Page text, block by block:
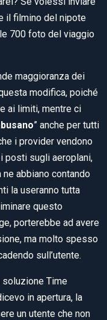
il filmino del nipote
700 foto del viaggio
maggioranza dei
modifica, poiché
ai limiti, mentre ci
” anche per tutti
i provider vendono
posti sugli aeroplani,
ne abbiano contando
la useranno tutta
questo
porterebbe ad avere
ma molto spesso
sull’utente.
soluzione Time
in apertura, la
un utente che non